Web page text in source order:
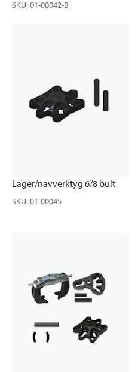
SKU:01-00042-B
Lager/navverktyg 6/8 bult
SKU:01-00045